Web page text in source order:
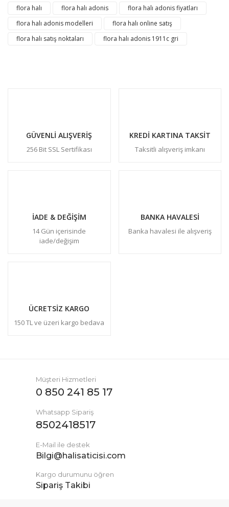
flora halı
flora halı adonis
flora halı adonis fiyatları
flora halı adonis modelleri
flora halı online satış
flora halı satış noktaları
flora halı adonis 1911c gri
GÜVENLİ ALIŞVERİŞ
256 Bit SSL Sertifikası
KREDİ KARTINA TAKSİT
Taksitli alışveriş imkanı
İADE & DEĞİŞİM
14 Gün içerisinde
iade/değişim
BANKA HAVALESİ
Banka havalesi ile alışveriş
ÜCRETSİZ KARGO
150 TL ve üzeri kargo bedava
Müşteri Hizmetleri
0 850 241 85 17
Whatsapp Sipariş
8502418517
E-Mail ile destek
Bilgi@halisaticisi.com
Kargo durumunu öğren
Sipariş Takibi